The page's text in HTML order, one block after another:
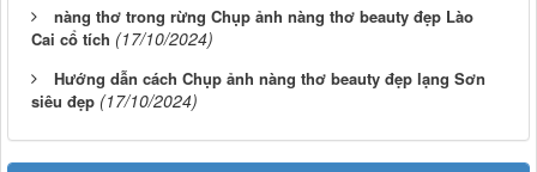
nàng thơ trong rừng Chụp ảnh nàng thơ beauty đẹp Lào
Cai cổ tích (17/10/2024)
Hướng dẫn cách Chụp ảnh nàng thơ beauty đẹp lạng Sơn
siêu đẹp (17/10/2024)